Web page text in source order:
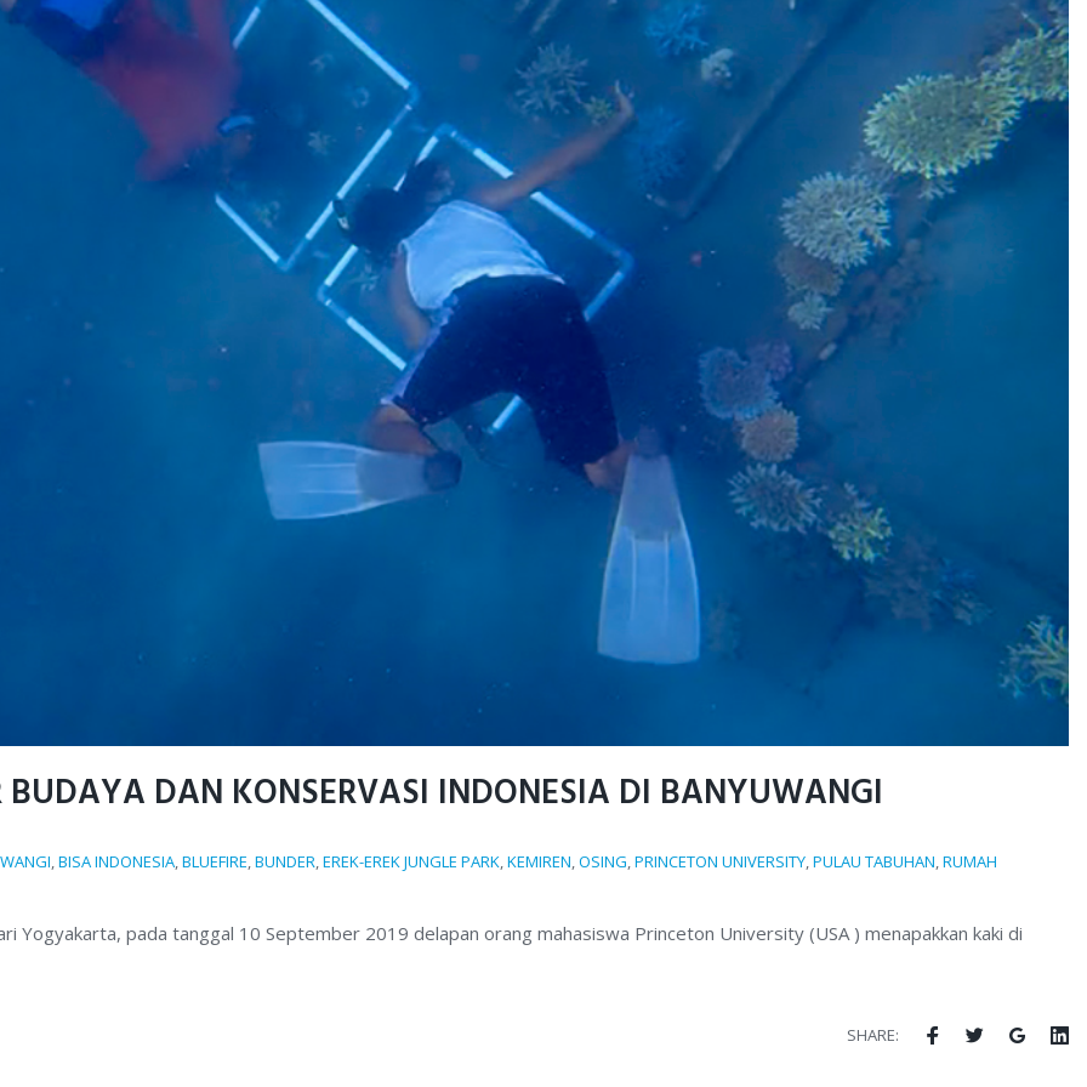
DAN KONSERVASI INDONESIA DI BANYUWANGI
,BISA INDONESIA,BLUEFIRE,BUNDER,EREK-EREK JUNGLE PARK,KEMIREN,OSING,PRINCETON UNIVERSITY,PULAU TABUHAN,RUMAH
Yogyakarta, pada tanggal 10 September 2019 delapan orang mahasiswa Princeton University (USA ) menapakkan kaki di
SHARE: Facebook
Twitter